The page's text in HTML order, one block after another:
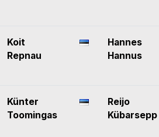
Koit
Repnau
Hannes
Hannus
Künter
Toomingas
Reijo
Kübarsepp